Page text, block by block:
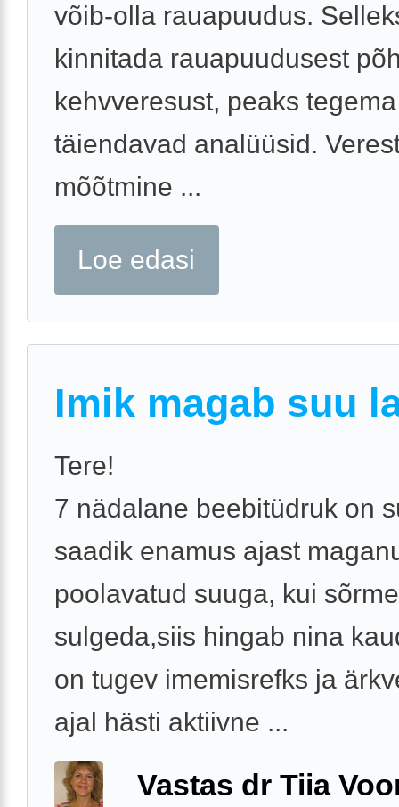
võib-olla rauapuudus.
kinnitada rauapuudusest
kehvveresust, peaks
täiendavad analüüsid.
mõõtmine ...
Loe edasi
Imik magab suu
Tere!
7 nädalane beebitüdruk on
saadik enamus ajast
poolavatud suuga, kui
sulgeda,siis hingab nina
on tugev imemisrefks ja
ajal hästi aktiivne ...
Vastas dr Tiia